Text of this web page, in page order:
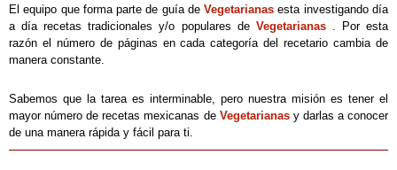
El equipo que forma parte de guía deVegetarianas esta investigando día
a día recetas tradicionales y/o populares de Vegetarianas. Por esta
razón el número de páginas en cada categoría del recetario cambia de
manera constante.
Sabemos que la tarea es interminable, pero nuestra misión es tener el
mayor número de recetas mexicanas de Vegetarianasy darlas a conocer
de una manera rápida y fácil para ti.